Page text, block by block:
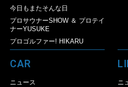
今日もまたそんな日
プロサウナーSHOW ＆ プロテイ
ナーYUSUKE
プロゴルファー! HIKARU
CAR
ニュース
ニ